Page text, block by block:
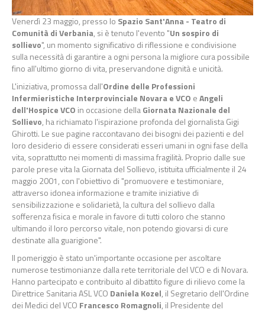
Venerdì 23 maggio, presso lo Spazio Sant'Anna - Teatro di
Comunità di Verbania, si è tenuto l'evento "Un sospiro di
sollievo", un momento significativo di riflessione e condivisione
sulla necessità di garantire a ogni persona la migliore cura possibile
fino all'ultimo giorno di vita, preservandone dignità e unicità.
L'iniziativa, promossa dall'Ordine delle Professioni
Infermieristiche Interprovinciale Novara e VCO eAngeli
dell'Hospice VCO in occasione dellaGiornata Nazionale del
Sollievo, ha richiamato l'ispirazione profonda del giornalista Gigi
Ghirotti. Le sue pagine raccontavano dei bisogni dei pazienti e del
loro desiderio di essere considerati esseri umani in ogni fase della
vita, soprattutto nei momenti di massima fragilità. Proprio dalle sue
parole prese vita la Giornata del Sollievo, istituita ufficialmente il 24
maggio 2001, con l'obiettivo di "promuovere e testimoniare,
attraverso idonea informazione e tramite iniziative di
sensibilizzazione e solidarietà, la cultura del sollievo dalla
sofferenza fisica e morale in favore di tutti coloro che stanno
ultimando il loro percorso vitale, non potendo giovarsi di cure
destinate alla guarigione".
Il pomeriggio è stato un'importante occasione per ascoltare
numerose testimonianze dalla rete territoriale del VCO e di Novara.
Hanno partecipato e contribuito al dibattito figure di rilievo come la
Direttrice Sanitaria ASL VCO Daniela Kozel, il Segretario dell'Ordine
dei Medici del VCO Francesco Romagnoli, il Presidente del